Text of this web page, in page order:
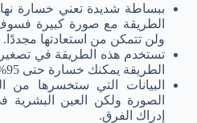
ببساطة شديدة تعني خسارة
الطريقة مع صورة كبيرة
ولن تتمكن من استعادتها مجددًا.
تستخدم هذه الطريقة في
الطريقة يمكنك خسارة حتى 95% من حجم الصورة.
البيانات التي ستخسرها
الصورة ولكن العين
إدراك الفرق.